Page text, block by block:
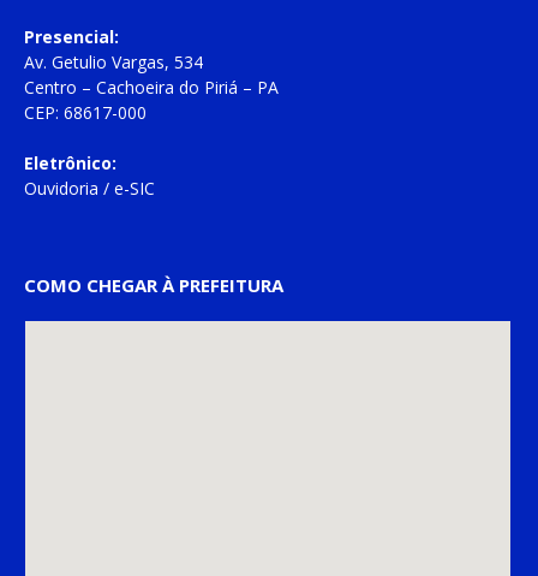
Presencial:
Av. Getulio Vargas, 534
Centro – Cachoeira do Piriá – PA
CEP: 68617-000
Eletrônico:
Ouvidoria / e-SIC
COMO CHEGAR À PREFEITURA